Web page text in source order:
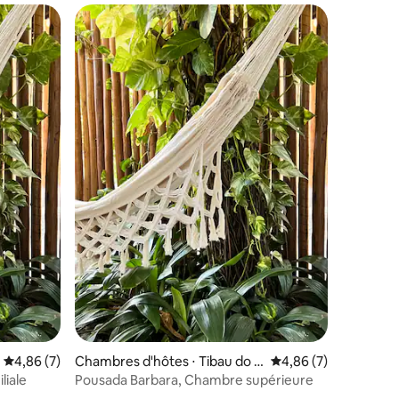
: 4,86 sur 5
Évaluation moyenne sur la base de 7 commentaires : 4,86 sur 5
4,86 (7)
Chambres d'hôtes ⋅ Tibau do S
ul
Évaluation moyenne
4,86 (7)
Pousada Barbara, Chambre supérieure